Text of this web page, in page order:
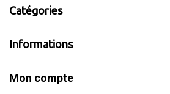
Catégories
Informations
Mon compte